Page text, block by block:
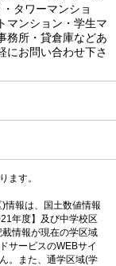
タワーマンショ
マンション・学生マ
務所・貸倉庫などあ
にお問い合わせ下さ
ます。
情報は、国土数値情報
年度】及び中学校区
情報が現在の学区域
サービスのWEBサイ
。また、通学区域(学